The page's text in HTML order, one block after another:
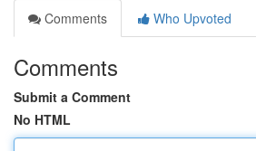
Comments
Who Upvoted
Comments
Submit a Comment
No HTML